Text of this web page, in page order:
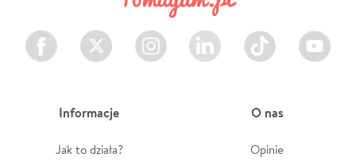
Facebook Twitter Instagram LinkedIn TikTok Youtube
Informacje
Jak to działa?
O nas
Opinie